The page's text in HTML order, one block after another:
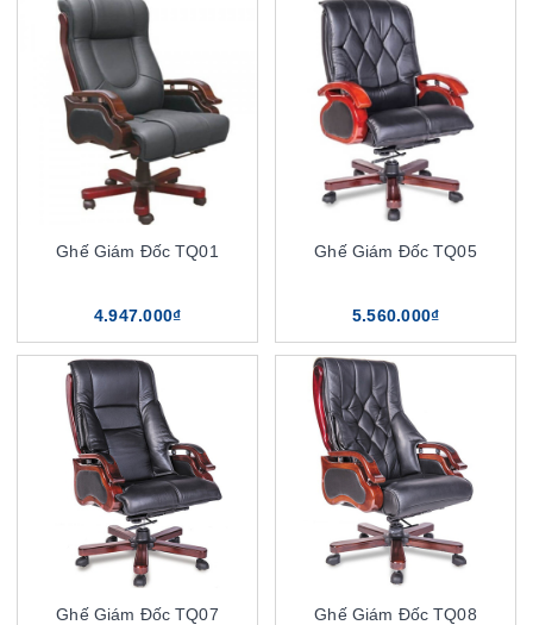
Ghế Giám Đốc TQ01
4.947.000₫
Ghế Giám Đốc TQ05
5.560.000₫
Ghế Giám Đốc TQ07 Ghế Giám Đốc TQ08